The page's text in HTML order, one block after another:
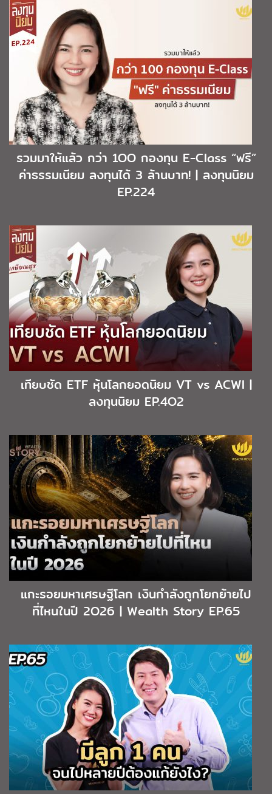
รวมมาให้แล้ว กว่า 1OO กองทุน E-Class “ฟรี”
ค่าธรรมเนียม ลงทุนได้ 3 ล้านบาท! | ลงทุนนิยม
EP.224
เทียบชัด ETF หุ้นโลกยอดนิยม VT vs ACWI |
ลงทุนนิยม EP.4O2
แกะรอยมหาเศรษฐีโลก เงินกำลังถูกโยกย้ายไป
ที่ไหนในปี 2O26 | Wealth Story EP.65